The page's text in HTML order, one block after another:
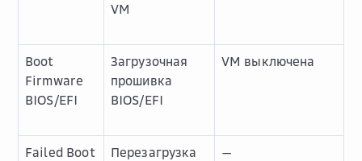
VM
Boot
Firmware
BIOS/EFI
Загрузочная
прошивка
BIOS/EFI
VM выключена
Failed Boot
Перезагрузка
—